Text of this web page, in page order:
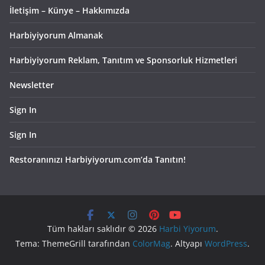
İletişim – Künye – Hakkımızda
Harbiyiyorum Almanak
Harbiyiyorum Reklam, Tanıtım ve Sponsorluk Hizmetleri
Newsletter
Sign In
Sign In
Restoranınızı Harbiyiyorum.com’da Tanıtın!
Tüm hakları saklıdır © 2026 Harbi Yiyorum.
Tema: ThemeGrill tarafından ColorMag. Altyapı WordPress.